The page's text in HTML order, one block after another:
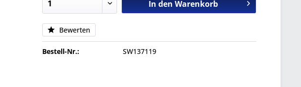
In den Warenkorb
Bewerten
Bestell-Nr.: SW137119